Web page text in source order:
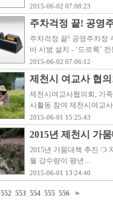
2015-06-02 07:08:23
주차걱정 끝! 공영
주차걱정 끝! 공영주차장
바 시범 설치 - ‘드르륵’
2015-06-02 07:06:12
제천시 여교사 협
제천시여교사협의회, 가
사활동 참여 제천시여교
2015-06-01 15:25:43
2015년 제천시 가
2015년 가뭄대책 추진 ❍
월 강수량이 평년…
2015-06-01 13:24:40
552 553 554 555 556